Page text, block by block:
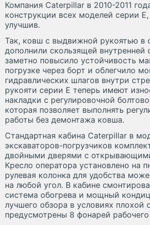
Компания Caterpillar в 2010-2011
конструкции всех моделей серии
улучшив.
Так, ковш с выдвижной рукоятью в
дополнили скользящей внутренней
заметно повысило устойчивость
погрузке через борт и облегчило
гидравлических шлагов внутри
рукояти серии Е теперь имеют
накладки с регулировочной
которая позволяет выполнять
работы без демонтажа ковша.
Стандартная кабина Caterpillar в
экскаваторов-погрузчиков
двойными дверями с
Кресло оператора установлено на
рулевая колонка для удобства
на любой угол. В кабине
система обогрева и мощный
лучшего обзора в условиях плохой
предусмотрены 8 фонарей